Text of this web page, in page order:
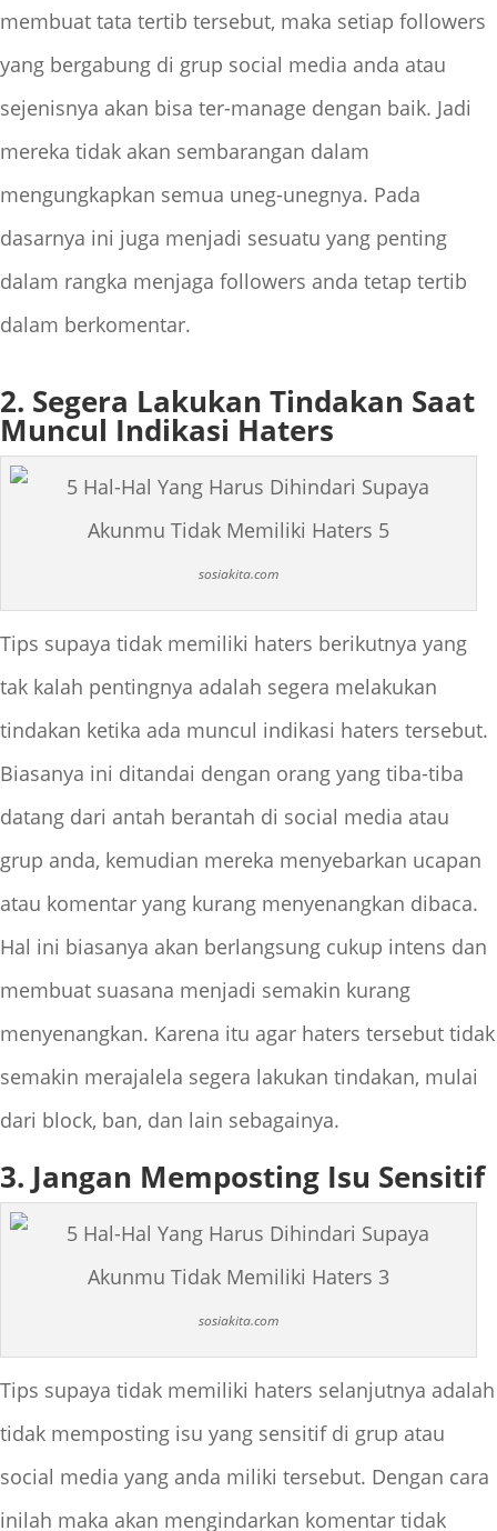
membuat tata tertib tersebut, maka setiap followers
yang bergabung di grup social media anda atau
sejenisnya akan bisa ter-manage dengan baik. Jadi
mereka tidak akan sembarangan dalam
mengungkapkan semua uneg-unegnya. Pada
dasarnya ini juga menjadi sesuatu yang penting
dalam rangka menjaga followers anda tetap tertib
dalam berkomentar.
2. Segera Lakukan Tindakan Saat
Muncul Indikasi Haters
sosiakita.com
Tips supaya tidak memiliki haters berikutnya yang
tak kalah pentingnya adalah segera melakukan
tindakan ketika ada muncul indikasi haters tersebut.
Biasanya ini ditandai dengan orang yang tiba-tiba
datang dari antah berantah di social media atau
grup anda, kemudian mereka menyebarkan ucapan
atau komentar yang kurang menyenangkan dibaca.
Hal ini biasanya akan berlangsung cukup intens dan
membuat suasana menjadi semakin kurang
menyenangkan. Karena itu agar haters tersebut tidak
semakin merajalela segera lakukan tindakan, mulai
dari block, ban, dan lain sebagainya.
3. Jangan Memposting Isu Sensitif
sosiakita.com
Tips supaya tidak memiliki haters selanjutnya adalah
tidak memposting isu yang sensitif di grup atau
social media yang anda miliki tersebut. Dengan cara
inilah maka akan mengindarkan komentar tidak